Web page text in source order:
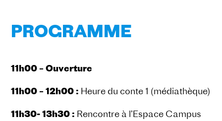
PROGRAMME
11h00 – Ouverture
11h00 – 12h00 : Heure du conte 1 (médiathèque)
11h30- 13h30 : Rencontre à l’Espace Campus